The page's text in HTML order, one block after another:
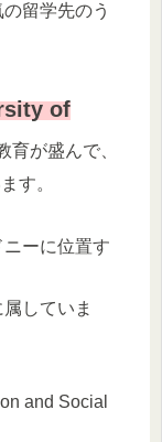
留学先のう
of
が盛んで、
す。
ーに位置す
していま
and Social